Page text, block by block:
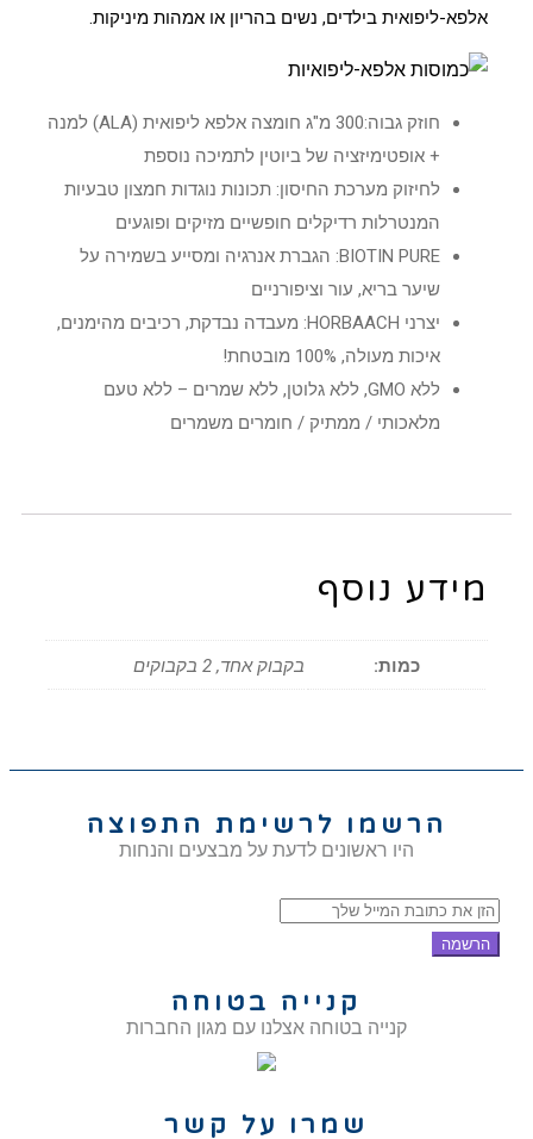
אלפא-ליפואית בילדים, נשים בהריון או אמהות מיניקות.
חוזק גבוה:300 מ"ג חומצה אלפא ליפואית (ALA) למנה
+ אופטימיזציה של ביוטין לתמיכה נוספת
לחיזוק מערכת החיסון: תכונות נוגדות חמצון טבעיות
המנטרלות רדיקלים חופשיים מזיקים ופוגעים
BIOTIN PURE: הגברת אנרגיה ומסייע בשמירה על
שיער בריא, עור וציפורניים
יצרני HORBAACH: מעבדה נבדקת, רכיבים מהימנים,
איכות מעולה, 100% מובטחת!
ללא GMO, ללא גלוטן, ללא שמרים – ללא טעם
מלאכותי / ממתיק / חומרים משמרים
מידע נוסף
כמות: בקבוק אחד, 2 בקבוקים
הרשמו לרשימת התפוצה
היו ראשונים לדעת על מבצעים והנחות
הרשמה
קנייה בטוחה
קנייה בטוחה אצלנו עם מגון החברות
שמרו על קשר